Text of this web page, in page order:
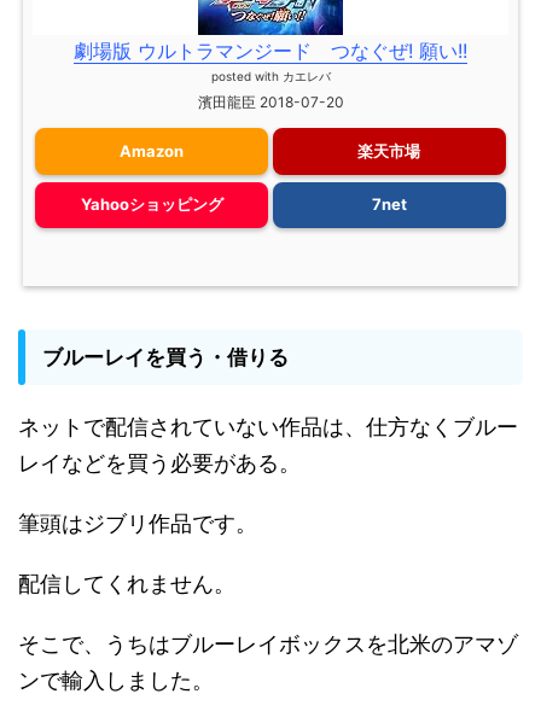
劇場版 ウルトラマンジード つなぐぜ! 願い!!
posted with カエレバ
濱田龍臣 2018-07-20
Amazon 楽天市場
Yahooショッピング 7net
ブルーレイを買う・借りる
ネットで配信されていない作品は、仕方なくブルー
レイなどを買う必要がある。
筆頭はジブリ作品です。
配信してくれません。
そこで、うちはブルーレイボックスを北米のアマゾ
ンで輸入しました。